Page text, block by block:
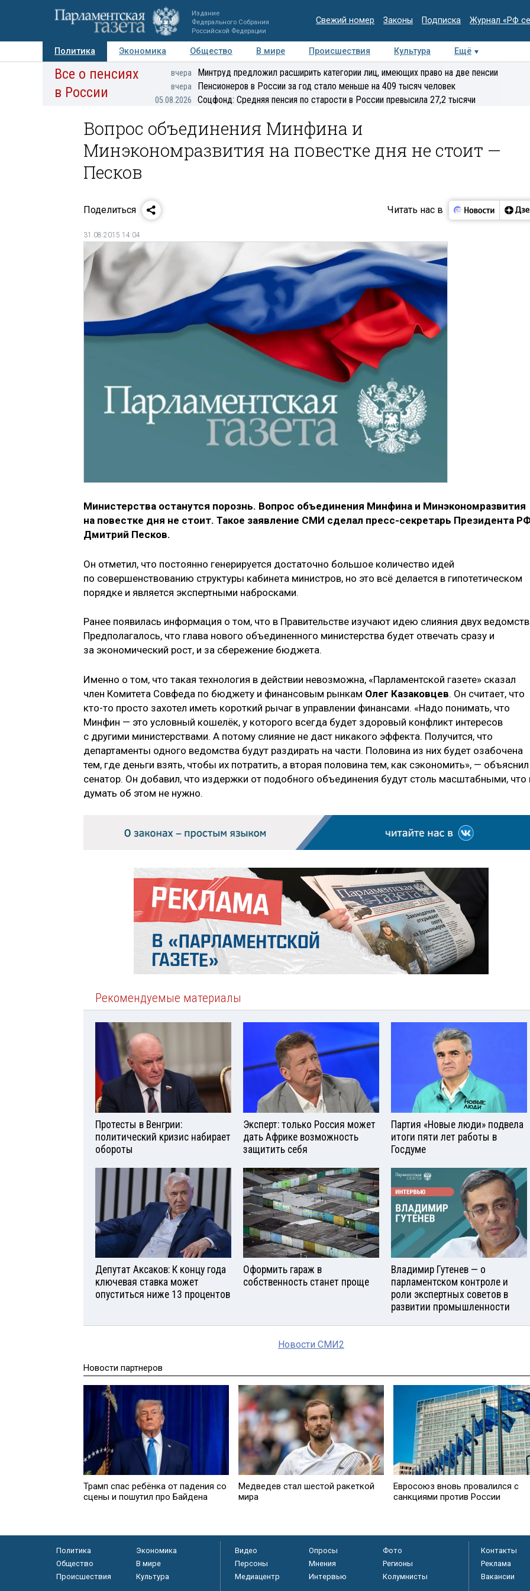
Издание
Федерального Собрания
Российской Федерации
Свежий номер Законы Подписка Журнал «РФ
Политика Экономика Общество В мире Происшествия Культура
Ещё
Авторы Персоны Мнения Регионы Медиацентр Интервью Колумнисты
Все о пенсиях
в России
вчера Минтруд предложил расширить категории лиц, имеющих право на две пенсии
вчера Пенсионеров в России за год стало меньше на 409 тысяч человек
05.08.2026 Соцфонд: Средняя пенсия по старости в России превысила 27,2 тысячи
Вопрос объединения Минфина и
Минэкономразвития на повестке дня не стоит —
Песков
Поделиться Читать нас в
31.08.2015 14:04
Министерства останутся порознь. Вопрос объединения Минфина и Минэкономразвития
на повестке дня не стоит. Такое заявление СМИ сделал пресс-секретарь Президента
Дмитрий Песков.
Он отметил, что постоянно генерируется достаточно большое количество идей
по совершенствованию структуры кабинета министров, но это всё делается в гипотетическом
порядке и является экспертными набросками.
Ранее появилась информация о том, что в Правительстве изучают идею слияния двух
Предполагалось, что глава нового объединенного министерства будет отвечать сразу и
за экономический рост, и за сбережение бюджета.
Именно о том, что такая технология в действии невозможна, «Парламентской газете» сказал
член Комитета Совфеда по бюджету и финансовым рынкам Олег Казаковцев. Он считает, что
кто-то просто захотел иметь короткий рычаг в управлении финансами. «Надо понимать, что
Минфин — это условный кошелёк, у которого всегда будет здоровый конфликт интересов
с другими министерствами. А потому слияние не даст никакого эффекта. Получится, что
департаменты одного ведомства будут раздирать на части. Половина из них будет озабочена
тем, где деньги взять, чтобы их потратить, а вторая половина тем, как сэкономить», — объяснил
сенатор. Он добавил, что издержки от подобного объединения будут столь масштабными, что
думать об этом не нужно.
Рекомендуемые материалы
Протесты в Венгрии:
политический кризис набирает
обороты
Эксперт: только Россия может
дать Африке возможность
защитить себя
Партия «Новые люди» подвела
итоги пяти лет работы в
Госдуме
Депутат Аксаков: К концу года
ключевая ставка может
опуститься ниже 13 процентов
Оформить гараж в
собственность станет проще
Владимир Гутенев — о
парламентском контроле и
роли экспертных советов в
развитии промышленности
Новости СМИ2
Новости партнеров
Трамп спас ребёнка от падения со
сцены и пошутил про Байдена
Медведев стал шестой ракеткой
мира
Евросоюз вновь провалился с
санкциями против России
Политика
Экономика
Общество
В мире
Происшествия
Культура
Видео Опросы
Фото
Персоны
Мнения
Регионы
Медиацентр
Интервью Колумнисты
Контакты
Реклама
Вакансии